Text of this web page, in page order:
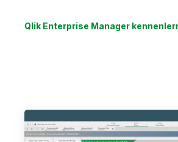
Qlik Enterprise Manager